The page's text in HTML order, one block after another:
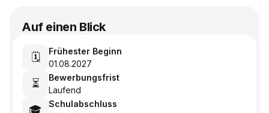
Auf einen Blick
🗓️
Frühester Beginn
01.08.2027
⏳
Bewerbungsfrist
Laufend
🎓
Schulabschluss